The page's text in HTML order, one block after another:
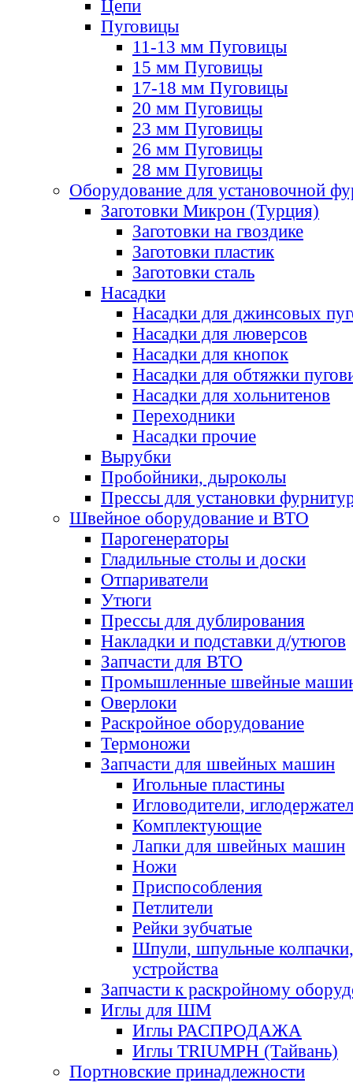
Цепи
Пуговицы
11-13 мм Пуговицы
15 мм Пуговицы
17-18 мм Пуговицы
20 мм Пуговицы
23 мм Пуговицы
26 мм Пуговицы
28 мм Пуговицы
Оборудование для установочной
Заготовки Микрон (Турция)
Заготовки на гвоздике
Заготовки пластик
Заготовки сталь
Насадки
Насадки для джинсовых
Насадки для люверсов
Насадки для кнопок
Насадки для обтяжки
Насадки для хольнитенов
Переходники
Насадки прочие
Вырубки
Пробойники, дыроколы
Прессы для установки
Швейное оборудование и ВТО
Парогенераторы
Гладильные столы и доски
Отпариватели
Утюги
Прессы для дублирования
Накладки и подставки д/утюгов
Запчасти для ВТО
Промышленные швейные
Оверлоки
Раскройное оборудование
Термоножи
Запчасти для швейных машин
Игольные пластины
Игловодители,
Комплектующие
Лапки для швейных машин
Ножи
Приспособления
Петлители
Рейки зубчатые
Шпули, шпульные
устройства
Запчасти к раскройному
Иглы для ШМ
Иглы РАСПРОДАЖА
Иглы TRIUMPH (Тайвань)
Портновские принадлежности